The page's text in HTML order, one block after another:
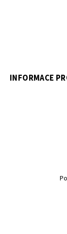
INFORMACE